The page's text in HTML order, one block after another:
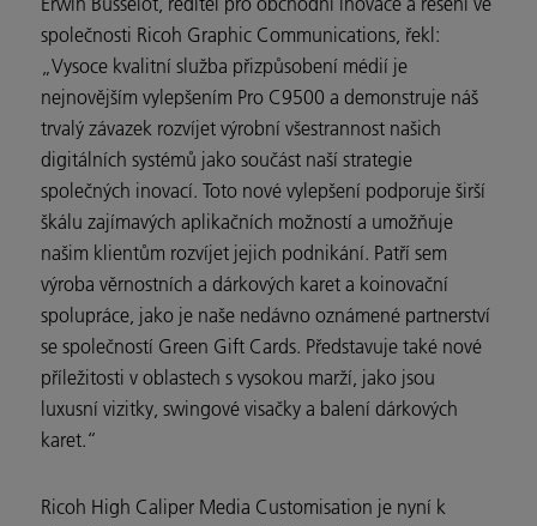
společnosti Ricoh Graphic Communications, řekl:
„Vysoce kvalitní služba přizpůsobení médií je
nejnovějším vylepšením Pro C9500 a demonstruje náš
trvalý závazek rozvíjet výrobní všestrannost našich
digitálních systémů jako součást naší strategie
společných inovací. Toto nové vylepšení podporuje širší
škálu zajímavých aplikačních možností a umožňuje
našim klientům rozvíjet jejich podnikání. Patří sem
výroba věrnostních a dárkových karet a koinovační
spolupráce, jako je naše nedávno oznámené partnerství
se společností Green Gift Cards. Představuje také nové
příležitosti v oblastech s vysokou marží, jako jsou
luxusní vizitky, swingové visačky a balení dárkových
karet.“
Ricoh High Caliper Media Customisation je nyní k